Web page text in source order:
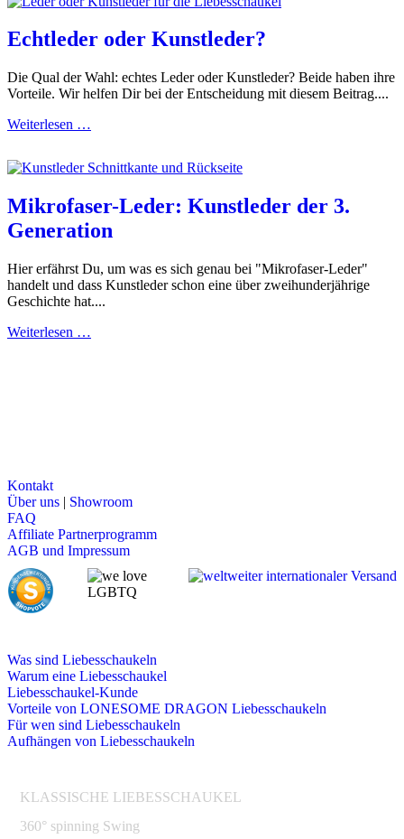
Echtleder oder Kunstleder?
Die Qual der Wahl: echtes Leder oder Kunstleder? Beide haben ihre
Vorteile. Wir helfen Dir bei der Entscheidung mit diesem Beitrag....
Weiterlesen …
Mikrofaser-Leder: Kunstleder der 3.
Generation
Hier erfährst Du, um was es sich genau bei "Mikrofaser-Leder"
handelt und dass Kunstleder schon eine über zweihunderjährige
Geschichte hat....
Weiterlesen …
Kontakt
Über uns | Showroom
FAQ
Affiliate Partnerprogramm
AGB und Impressum
Was sind Liebesschaukeln
Warum eine Liebesschaukel
Liebesschaukel-Kunde
Vorteile von LONESOME DRAGON Liebesschaukeln
Für wen sind Liebesschaukeln
Aufhängen von Liebesschaukeln
KLASSISCHE LIEBESSCHAUKEL
360° spinning Swing